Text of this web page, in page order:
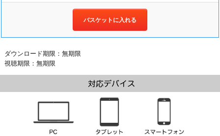
バスケットに入れる
ダウンロード期限：無期限
視聴期限：無期限